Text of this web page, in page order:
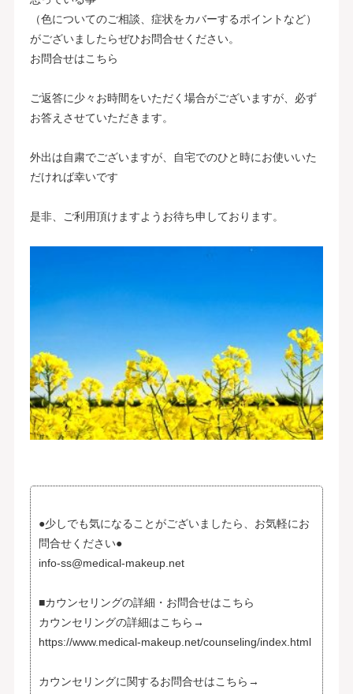
（色についてのご相談、症状をカバーするポイントなど）
がございましたらぜひお問合せください。
お問合せはこちら
ご返答に少々お時間をいただく場合がございますが、必ず
お答えさせていただきます。
外出は自粛でございますが、自宅でのひと時にお使いいた
だければ幸いです
是非、ご利用頂けますようお待ち申しております。
●少しでも気になることがございましたら、お気軽にお
問合せください●
info-ss@medical-makeup.net
■カウンセリングの詳細・お問合せはこちら
カウンセリングの詳細はこちら→
https://www.medical-makeup.net/counseling/index.html
カウンセリングに関するお問合せはこちら→